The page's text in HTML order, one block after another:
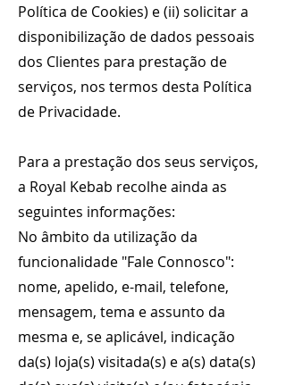
Política de Cookies) e (ii) solicitar a
disponibilização de dados pessoais
dos Clientes para prestação de
serviços, nos termos desta Política
de Privacidade.
Para a prestação dos seus serviços,
a Royal Kebab recolhe ainda as
seguintes informações:
No âmbito da utilização da
funcionalidade "Fale Connosco":
nome, apelido, e-mail, telefone,
mensagem, tema e assunto da
mesma e, se aplicável, indicação
da(s) loja(s) visitada(s) e a(s) data(s)